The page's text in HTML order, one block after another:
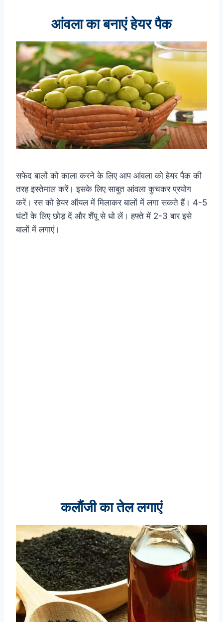
आंवला का बनाएं हेयर पैक
सफेद बालों को काला करने के लिए आप आंवला को हेयर पैक की
तरह इस्तेमाल करें। इसके लिए साबुत आंवला कुचकर प्रयोग
करें। रस को हेयर ऑयल में मिलाकर बालों में लगा सकते हैं। 4-5
घंटों के लिए छोड़ दें और शैंपू से धो लें। हफ्ते में 2-3 बार इसे
बालों में लगाएं।
कलौंजी का तेल लगाएं